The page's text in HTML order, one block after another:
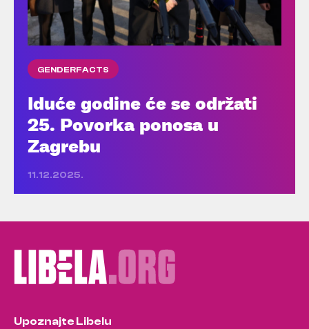
GENDERFACTS
Iduće godine će se održati
25. Povorka ponosa u
Zagrebu
11.12.2025.
Upoznajte Libelu